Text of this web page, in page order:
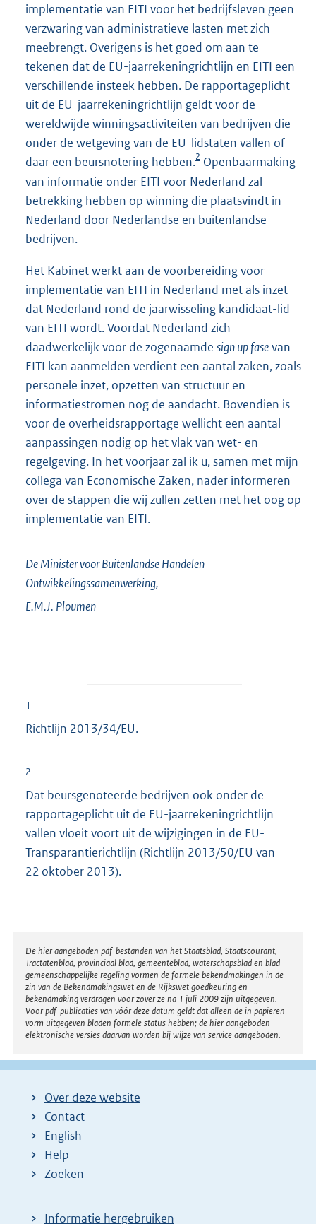
implementatie van EITI voor het bedrijfsleven geen
verzwaring van administratieve lasten met zich
meebrengt. Overigens is het goed om aan te
tekenen dat de EU-jaarrekeningrichtlijn en EITI een
verschillende insteek hebben. De rapportageplicht
uit de EU-jaarrekeningrichtlijn geldt voor de
wereldwijde winningsactiviteiten van bedrijven die
onder de wetgeving van de EU-lidstaten vallen of
daar een beursnotering hebben.2 Openbaarmaking
van informatie onder EITI voor Nederland zal
betrekking hebben op winning die plaatsvindt in
Nederland door Nederlandse en buitenlandse
bedrijven.
Het Kabinet werkt aan de voorbereiding voor
implementatie van EITI in Nederland met als inzet
dat Nederland rond de jaarwisseling kandidaat-lid
van EITI wordt. Voordat Nederland zich
daadwerkelijk voor de zogenaamde sign up fasevan
EITI kan aanmelden verdient een aantal zaken, zoals
personele inzet, opzetten van structuur en
informatiestromen nog de aandacht. Bovendien is
voor de overheidsrapportage wellicht een aantal
aanpassingen nodig op het vlak van wet- en
regelgeving. In het voorjaar zal ik u, samen met mijn
collega van Economische Zaken, nader informeren
over de stappen die wij zullen zetten met het oog op
implementatie van EITI.
De Minister voor Buitenlandse Handelen
Ontwikkelingssamenwerking,
E.M.J. Ploumen
1
Richtlijn 2013/34/EU.
2
Dat beursgenoteerde bedrijven ook onder de
rapportageplicht uit de EU-jaarrekeningrichtlijn
vallen vloeit voort uit de wijzigingen in de EU-
Transparantierichtlijn (Richtlijn 2013/50/EU van
22 oktober 2013).
Disclaimer
De hier aangeboden pdf-bestanden van het Staatsblad, Staatscourant,
Tractatenblad, provinciaal blad, gemeenteblad, waterschapsblad en blad
gemeenschappelijke regeling vormen de formele bekendmakingen in de
zin van de Bekendmakingswet en de Rijkswet goedkeuring en
bekendmaking verdragen voor zover ze na 1 juli 2009 zijn uitgegeven.
Voor pdf-publicaties van vóór deze datum geldt dat alleen de in papieren
vorm uitgegeven bladen formele status hebben; de hier aangeboden
elektronische versies daarvan worden bij wijze van service aangeboden.
Over deze website
Contact
English
Help
Zoeken
Informatie hergebruiken